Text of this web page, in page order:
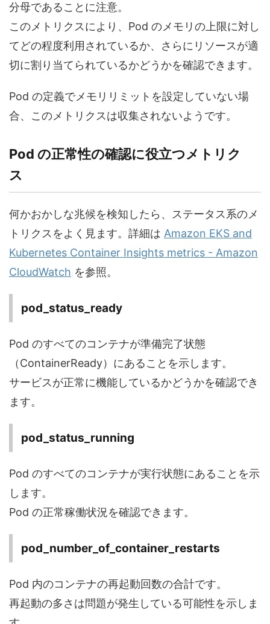
分母であることに注意。
このメトリクスにより、Pod のメモリの上限に対し
てどの程度利用されているか、さらにリソースが適
切に割り当てられているかどうかを確認できます。
Pod の定義でメモリリミットを設定していない場
合、このメトリクスは収集されないようです。
Pod の正常性の確認に役立つメトリク
ス
何かおかしな兆候を検知したら、ステータス系のメ
トリクスをよく見ます。詳細は Amazon EKS and
Kubernetes Container Insights metrics - Amazon
CloudWatch を参照。
pod_status_ready
Pod のすべてのコンテナが準備完了状態
（ContainerReady）にあることを示します。
サービスが正常に機能しているかどうかを確認でき
ます。
pod_status_running
Pod のすべてのコンテナが実行状態にあることを示
します。
Pod の正常稼働状況を確認できます。
pod_number_of_container_restarts
Pod 内のコンテナの再起動回数の合計です。
再起動の多さは問題が発生している可能性を示しま